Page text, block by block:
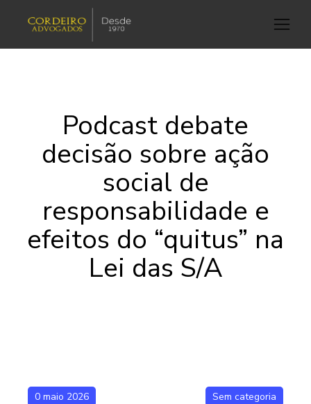
Podcast debate
decisão sobre ação
social de
responsabilidade e
efeitos do “quitus” na
Lei das S/A
0 maio 2026 Sem categoria